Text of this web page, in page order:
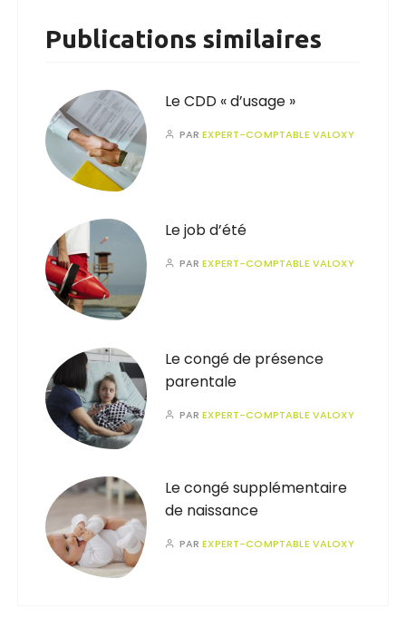
Publications similaires
Le CDD « d’usage »
PAREXPERT-COMPTABLE VALOXY
Le job d’été
PAREXPERT-COMPTABLE VALOXY
Le congé de présence
parentale
PAREXPERT-COMPTABLE VALOXY
Le congé supplémentaire
de naissance
PAREXPERT-COMPTABLE VALOXY